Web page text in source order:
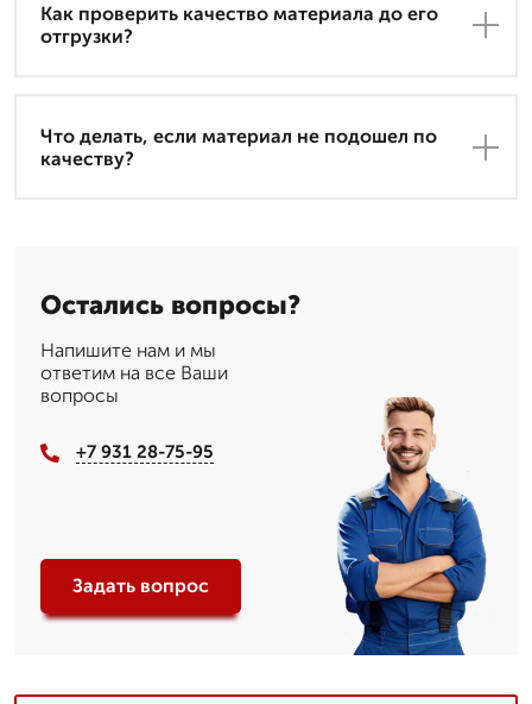
Как проверить качество материала до его
отгрузки?
Что делать, если материал не подошел по
качеству?
Остались вопросы?
Напишите нам и мы
ответим на все Ваши
вопросы
+7 931 28-75-95
Задать вопрос